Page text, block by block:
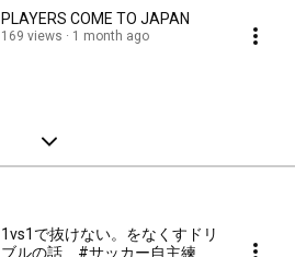
PLAYERS COME TO JAPAN
169 views 1 month ago
1vs1で抜けない。をなくすドリ
ブルの話 #サッカー自主練